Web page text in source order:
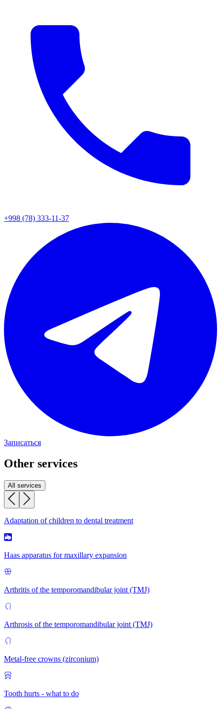
+998 (78) 333-11-37
Записаться
Other services
All services
Adaptation of children to dental treatment
Haas apparatus for maxillary expansion
Arthritis of the temporomandibular joint (TMJ)
Arthrosis of the temporomandibular joint (TMJ)
Metal-free crowns (zirconium)
Tooth hurts - what to do